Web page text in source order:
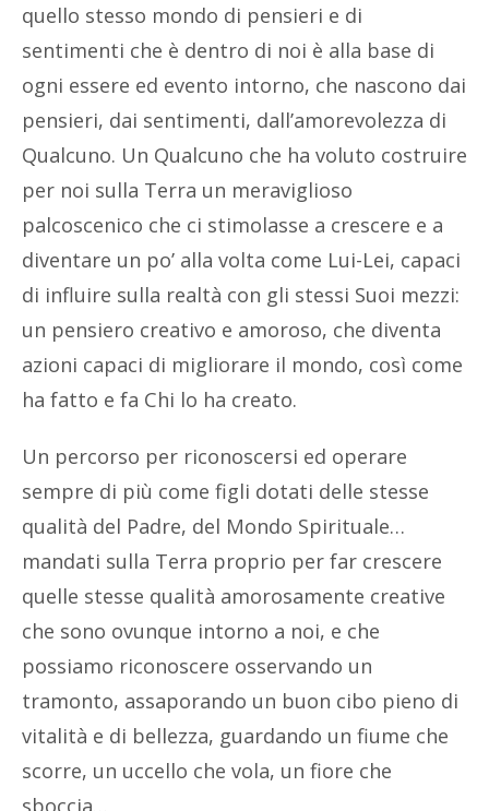
quello stesso mondo di pensieri e di
sentimenti che è dentro di noi è alla base di
ogni essere ed evento intorno, che nascono dai
pensieri, dai sentimenti, dall’amorevolezza di
Qualcuno. Un Qualcuno che ha voluto costruire
per noi sulla Terra un meraviglioso
palcoscenico che ci stimolasse a crescere e a
diventare un po’ alla volta come Lui-Lei, capaci
di influire sulla realtà con gli stessi Suoi mezzi:
un pensiero creativo e amoroso, che diventa
azioni capaci di migliorare il mondo, così come
ha fatto e fa Chi lo ha creato.
Un percorso per riconoscersi ed operare
sempre di più come figli dotati delle stesse
qualità del Padre, del Mondo Spirituale…
mandati sulla Terra proprio per far crescere
quelle stesse qualità amorosamente creative
che sono ovunque intorno a noi, e che
possiamo riconoscere osservando un
tramonto, assaporando un buon cibo pieno di
vitalità e di bellezza, guardando un fiume che
scorre, un uccello che vola, un fiore che
sboccia…